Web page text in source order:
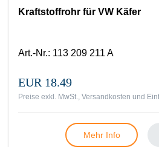
Kraftstoffrohr für VW Käfer
Art.-Nr.: 113 209 211 A
EUR 18.49
Preise exkl. MwSt., Versandkosten und
Mehr Info